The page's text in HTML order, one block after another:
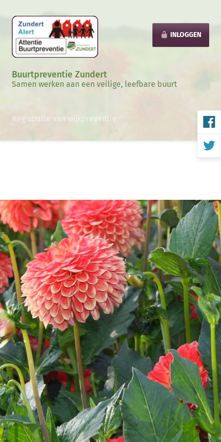
INLOGGEN
Buurtpreventie Zundert
Samen werken aan een veilige, leefbare buurt
Registratie van wijkpreventie